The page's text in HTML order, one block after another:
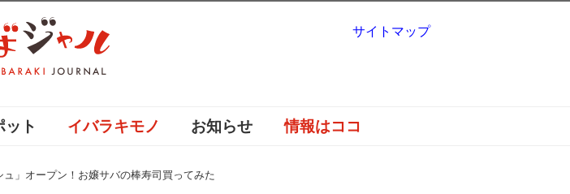
ット イバラキモノ お知らせ 情報はココ
」オープン！お嬢サバの棒寿司買ってみた
サイトマップ